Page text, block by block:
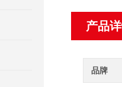
产品
品牌